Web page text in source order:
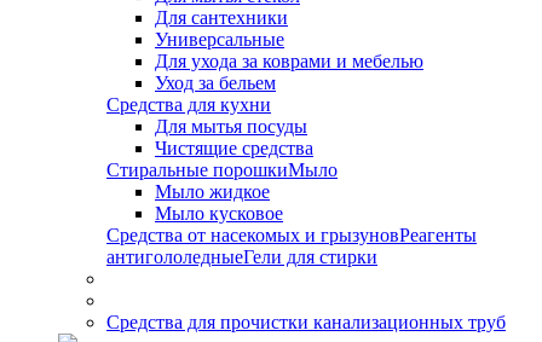
Для сантехники
Универсальные
Для ухода за коврами и мебелью
Уход за бельем
Средства для кухни
Для мытья посуды
Чистящие средства
Стиральные порошкиМыло
Мыло жидкое
Мыло кусковое
Средства от насекомых и грызуновРеагенты
антигололедныеГели для стирки
Средства для прочистки канализационных труб